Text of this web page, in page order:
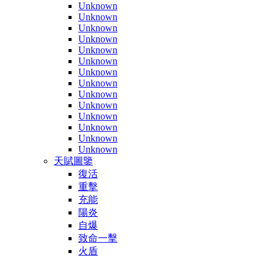
Unknown
Unknown
Unknown
Unknown
Unknown
Unknown
Unknown
Unknown
Unknown
Unknown
Unknown
Unknown
Unknown
Unknown
天賦圖鑒
復活
重擊
充能
陽炎
自爆
致命一擊
火盾